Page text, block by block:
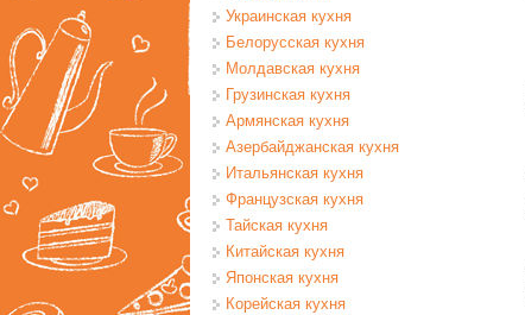
Украинская кухня
Белорусская кухня
Молдавская кухня
Грузинская кухня
Армянская кухня
Азербайджанская кухня
Итальянская кухня
Французская кухня
Тайская кухня
Китайская кухня
Японская кухня
Корейская кухня